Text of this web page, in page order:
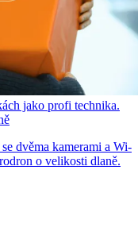
jako profi technika.
dvěma kamerami a Wi-
o velikosti dlaně.